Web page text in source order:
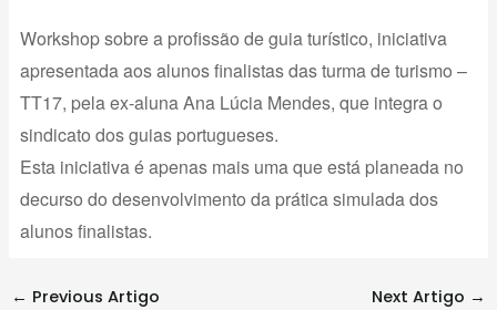
Workshop sobre a profissão de guia turístico, iniciativa
apresentada aos alunos finalistas das turma de turismo –
TT17, pela ex-aluna Ana Lúcia Mendes, que integra o
sindicato dos guias portugueses.
Esta iniciativa é apenas mais uma que está planeada no
decurso do desenvolvimento da prática simulada dos
alunos finalistas.
← Previous Artigo Next Artigo →